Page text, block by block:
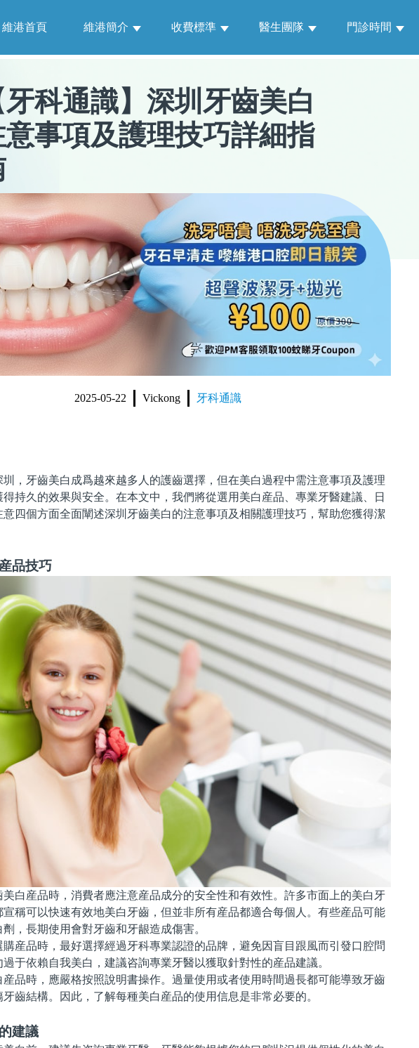
維港首頁 維港簡介 收費標準 醫生團隊 門診時間
牙科通識】 深圳牙齒美白
意事項及護理技巧詳細指
2025-05-22 Vickong 牙科通識
牙齒美白成爲越來越多人的護齒選擇，但在美白過程中需注意事項及護理
持久的效果與安全。在本文中，我們將從選用美白産品、專業牙醫建議、日
四個方面全面闡述深圳牙齒美白的注意事項及相關護理技巧，幫助您獲得潔
品技巧
産品時，消費者應注意産品成分的安全性和有效性。許多市面上的美白牙
稱可以快速有效地美白牙齒，但並非所有産品都適合每個人。有些産品可能
，長期使用會對牙齒和牙龈造成傷害。
品時，最好選擇經過牙科專業認證的品牌，避免因盲目跟風而引發口腔問
于依賴自我美白，建議咨詢專業牙醫以獲取針對性的産品建議。
時，應嚴格按照說明書操作。過量使用或者使用時間過長都可能導致牙齒
齒結構。因此，了解每種美白産品的使用信息是非常必要的。
建議